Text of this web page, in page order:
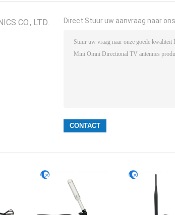
CO., LTD. Direct Stuur uw aanvraag naar ons